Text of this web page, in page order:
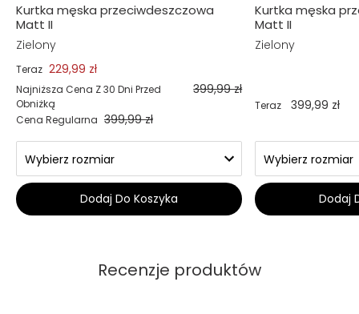
Kurtka męska przeciwdeszczowa
Matt II
Zielony
Teraz 229,99 zł
Najniższa Cena Z 30 Dni Przed
Obniżką
399,99 zł
Cena Regularna 399,99 zł
Dodaj Do Koszyka
Kurtka męska
Matt II
Zielony
Teraz 399,99 zł
Dodaj
Recenzje produktów